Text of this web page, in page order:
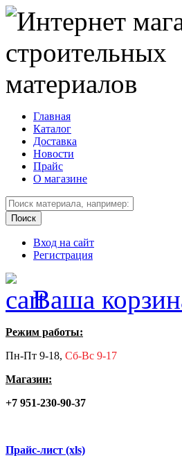
Главная
Каталог
Доставка
Новости
Прайс
О магазине
Вход на сайт
Регистрация
Ваша
Режим работы:
Пн-Пт 9-18, Сб-Вс 9-17
Магазин:
+7 951-230-90-37
Прайс-лист (xls)